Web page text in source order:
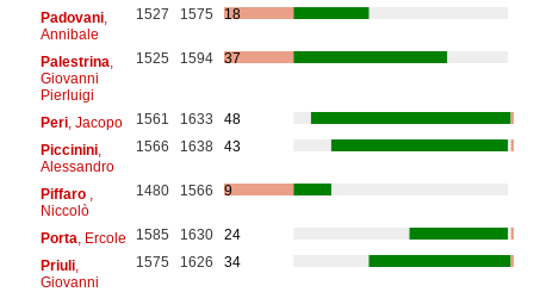
Padovani,
Annibale
1527 1575 18
Palestrina
Giovanni
Pierluigi
1525 1594 37
Peri, Jacopo 1561 1633
48
Piccinini,
Alessandro
1566 1638 43
Piffaro
Niccolò
1480 1566 9
Porta , Ercole 1585 1630
24
Priuli,
Giovanni
1575 1626 34